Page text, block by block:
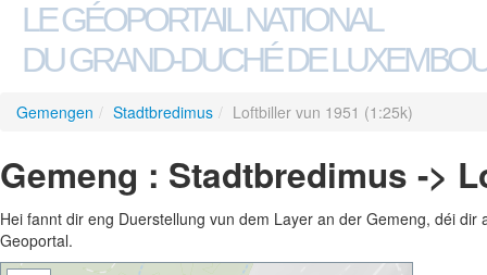
LE GÉOPORTAIL NATIONAL
DU GRAND-DUCHÉ DE
Gemengen / Stadtbredimus / Loftbiller vun 1951 (1:25k)
Gemeng : Stadtbredimus ->
Hei fannt dir eng Duerstellung vun dem Layer an der Gemeng, déi
Geoportal.